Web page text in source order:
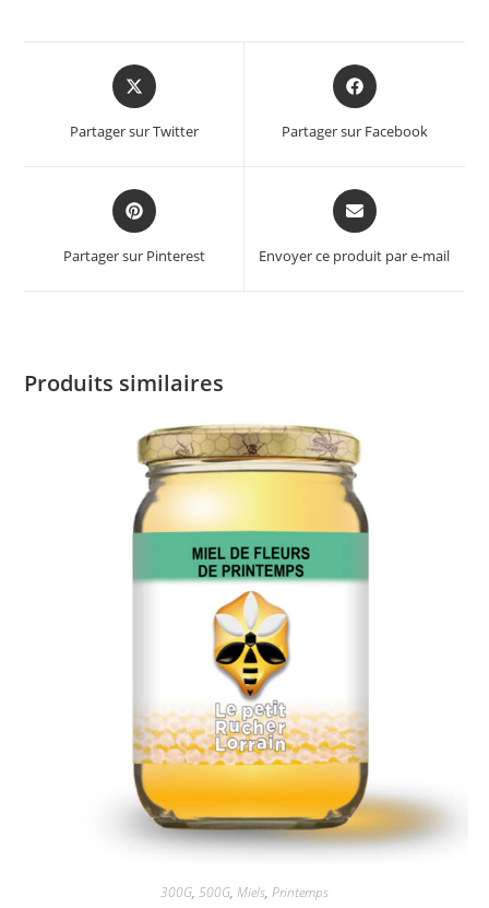
Partager sur Twitter Partager sur Facebook
Partager sur Pinterest Envoyer ce produit par e-mail
Produits similaires
300G, 500G, Miels, Printemps